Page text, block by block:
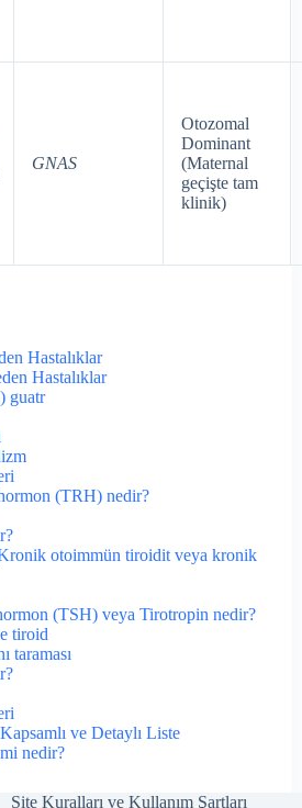
GNAS
Otozomal
Dominant
(Maternal
geçişte tam
klinik)
Hastalıklar
Hastalıklar
guatr
(TRH) nedir?
otoimmün tiroidit veya kronik
(TSH) veya Tirotropin nedir?
tiroid
taraması
ve Detaylı Liste
nedir?
Site Kuralları ve Kullanım Şartları